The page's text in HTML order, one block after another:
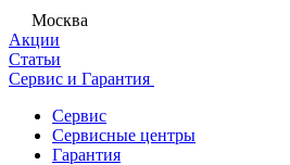
Москва
Акции
Статьи
Сервис и Гарантия
Сервис
Сервисные центры
Гарантия